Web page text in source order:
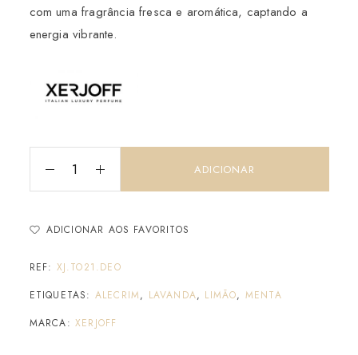
com uma fragrância fresca e aromática, captando a
energia vibrante.
ADICIONAR
ADICIONAR AOS FAVORITOS
REF: XJ.TO21.DEO
ETIQUETAS: ALECRIM, LAVANDA, LIMÃO, MENTA
MARCA: XERJOFF